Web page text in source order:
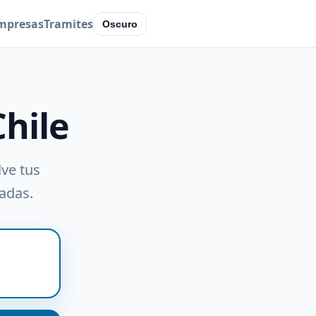
Tramites Oscuro
tus